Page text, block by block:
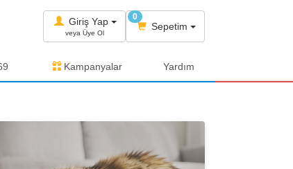
Giriş Yap
veya Üye Ol
Sepetim
0
Kampanyalar Yardım